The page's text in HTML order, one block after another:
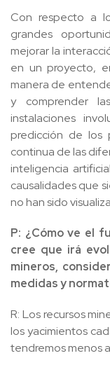
Con respecto a
grandes
mejorar la
en un proyecto,
manera de
y comprender
instalaciones
predicción de los
continua de las
inteligencia
causalidades que
no han sido
P: ¿Cómo ve el
cree que irá
mineros,
medidas y
R: Los recursos
los yacimientos
tendremos menos